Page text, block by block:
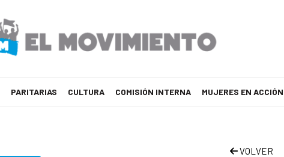
PARITARIAS CULTURA COMISIÓN INTERNA MUJERES EN ACCIÓN
VOLVER